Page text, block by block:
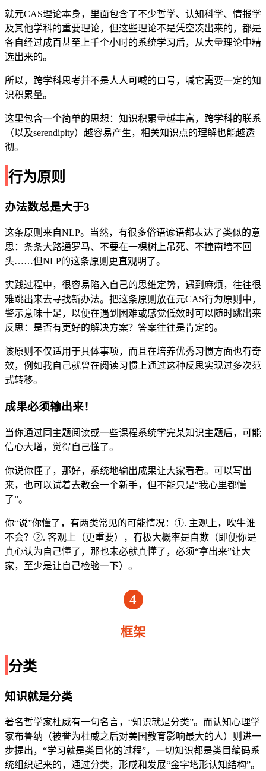
就元CAS理论本身，里面包含了不少哲学、认知科学、情报学
及其他学科的重要理论，但这些理论不是凭空凑出来的，都是
各自经过成百甚至上千个小时的系统学习后，从大量理论中精
选出来的。
所以，跨学科思考并不是人人可喊的口号，喊它需要一定的知
识积累量。
这里包含一个简单的思想：知识积累量越丰富，跨学科的联系
（以及serendipity）越容易产生，相关知识点的理解也能越透
彻。
行为原则
办法数总是大于3
这条原则来自NLP。当然，有很多俗语谚语都表达了类似的意
思：条条大路通罗马、不要在一棵树上吊死、不撞南墙不回
头……但NLP的这条原则更直观明了。
实践过程中，很容易陷入自己的思维定势，遇到麻烦，往往很
难跳出来去寻找新办法。把这条原则放在元CAS行为原则中，
警示意味十足，以便在遇到困难或感觉低效时可以随时跳出来
反思：是否有更好的解决方案？答案往往是肯定的。
该原则不仅适用于具体事项，而且在培养优秀习惯方面也有奇
效，例如我自己就曾在阅读习惯上通过这种反思实现过多次范
式转移。
成果必须输出来！
当你通过同主题阅读或一些课程系统学完某知识主题后，可能
信心大增，觉得自己懂了。
你说你懂了，那好，系统地输出成果让大家看看。可以写出
来，也可以试着去教会一个新手，但不能只是“我心里都懂
了”。
你“说”你懂了，有两类常见的可能情况：①. 主观上，吹牛谁
不会？②. 客观上（更重要），有极大概率是自欺（即便你是
真心认为自己懂了，那也未必就真懂了，必须“拿出来”让大
家，至少是让自己检验一下）。
4
框架
分类
知识就是分类
著名哲学家杜威有一句名言，“知识就是分类”。而认知心理学
家布鲁纳（被誉为杜威之后对美国教育影响最大的人）则进一
步提出，“学习就是类目化的过程”，一切知识都是类目编码系
统组织起来的，通过分类，形成和发展“金字塔形认知结构”。